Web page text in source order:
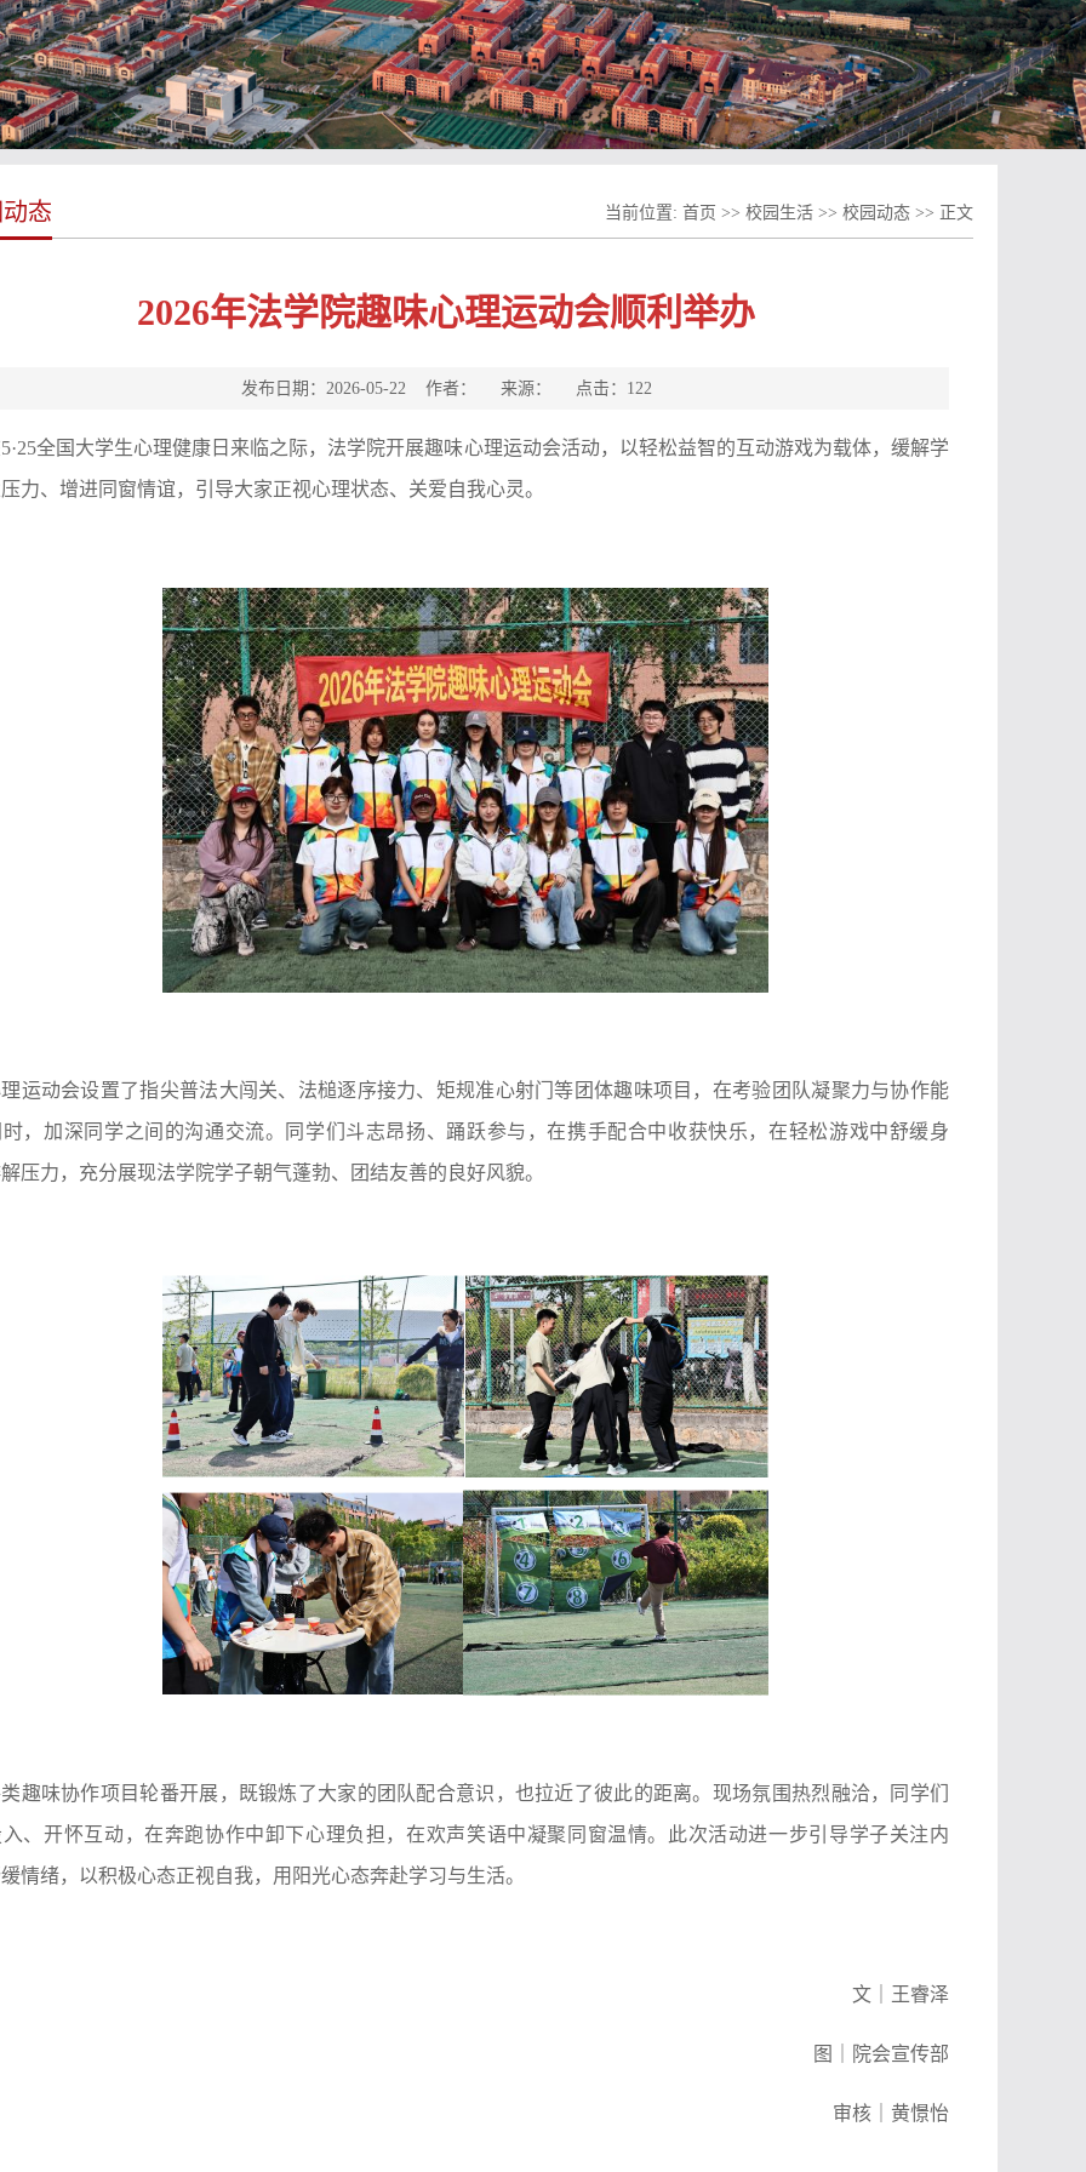
态 当前位置: 首页 >> 校园生活 >> 校园动态 >> 正文
2026年法学院趣味心理运动会顺利举办
发布日期：2026-05-22 作者： 来源： 点击： 122
全国大学生心理健康日来临之际，法学院开展趣味心理运动会活动，以轻松益智的互动游戏为载体，缓解学
力、增进同窗情谊，引导大家正视心理状态、关爱自我心灵。
运动会设置了指尖普法大闯关、法槌逐序接力、矩规准心射门等团体趣味项目，在考验团队凝聚力与协作能
时，加深同学之间的沟通交流。同学们斗志昂扬、踊跃参与，在携手配合中收获快乐，在轻松游戏中舒缓身
压力，充分展现法学院学子朝气蓬勃、团结友善的良好风貌。
趣味协作项目轮番开展，既锻炼了大家的团队配合意识，也拉近了彼此的距离。现场氛围热烈融洽，同学们
、开怀互动，在奔跑协作中卸下心理负担，在欢声笑语中凝聚同窗温情。此次活动进一步引导学子关注内
情绪，以积极心态正视自我，用阳光心态奔赴学习与生活。
文｜王睿泽
图｜院会宣传部
审核｜黄憬怡